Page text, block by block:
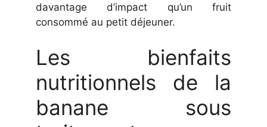
davantage d’impact qu’un fruit
consommé au petit déjeuner.
Les bienfaits
nutritionnels de la
banane sous